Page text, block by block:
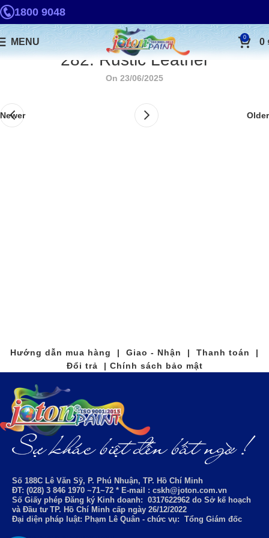
1800 9048
MENU 0 0
282. Rustic Leather
On 23/06/2025
Newer Older
Hướng dẫn mua hàng | Giao - Nhận | Thanh toán |
Đổi trả | Chính sách bảo mật
Số 188C Lê Văn Sỹ, P. Phú Nhuận, TP. Hồ Chí Minh
ĐT: (028) 3 846 1970 ~71~72 * E-mail : cskh@joton.com.vn
Số Giấy phép Đăng ký Kinh doanh: 0317622962 do Sở kế hoạch
và Đầu tư TP. Hồ Chí Minh cấp ngày 26/12/2022
Đại diện pháp luật: Phạm Lê Quân - chức vụ: Tổng Giám đốc